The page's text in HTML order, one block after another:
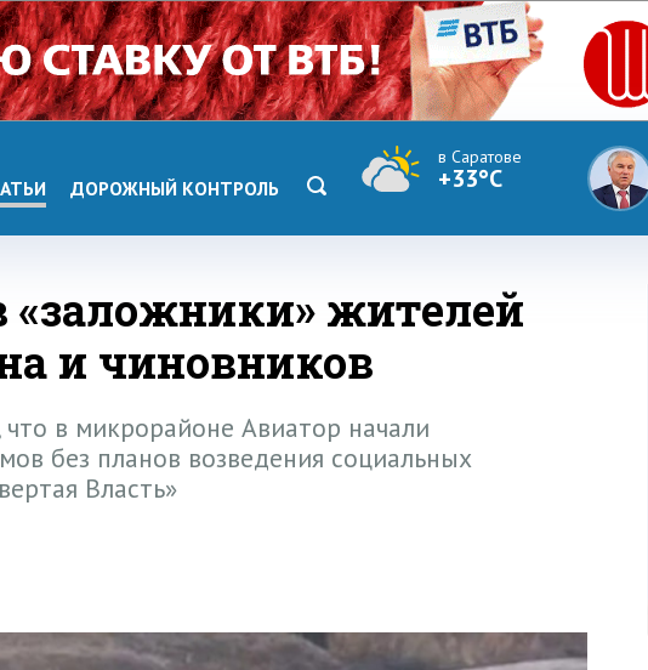
ДОРОЖНЫЙ КОНТРОЛЬ
в Саратове
+33°C
«заложники» жителей
и чиновников
в микрорайоне Авиатор начали
без планов возведения социальных
Власть»